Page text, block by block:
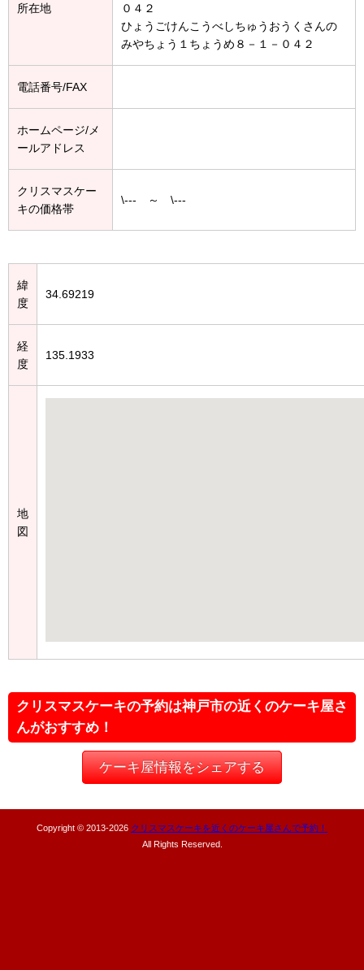
所在地
０４２
ひょうごけんこうべしちゅうおうくさんの
みやちょう１ちょうめ８－１－０４２
電話番号/FAX
ホームページ/メ
ールアドレス
クリスマスケー
キの価格帯
\--- ～ \---
緯
度
34.69219
経
度
135.1933
地
図
クリスマスケーキの予約は神戸市の近くのケーキ屋さ
んがおすすめ！
ケーキ屋情報をシェアする
Copyright © 2013-2026 クリスマスケーキを近くのケーキ屋さんで予約！
All Rights Reserved.